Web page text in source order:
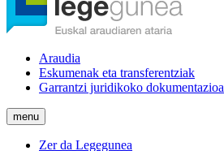
Araudia
Eskumenak eta transferentziak
Garrantzi juridikoko dokumentazioa
menu
Zer da Legegunea